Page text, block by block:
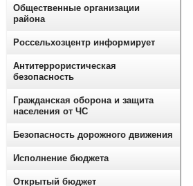
Общественные организации
района
Россельхозцентр информирует
Антитеррористическая
безопасность
Гражданская оборона и защита
населения от ЧС
Безопасность дорожного движения
Исполнение бюджета
Открытый бюджет